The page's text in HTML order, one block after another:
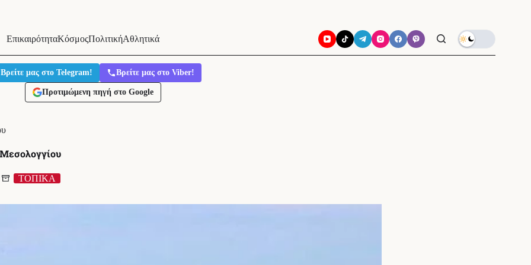
ΕπικαιρότηταΚόσμοςΠολιτικήΑθλητικά
Βρείτε μας στο Telegram! Βρείτε μας στο Viber!
Προτιμώμενη πηγή στο Google
Μεσολογγίου
ΤΟΠΙΚΑ